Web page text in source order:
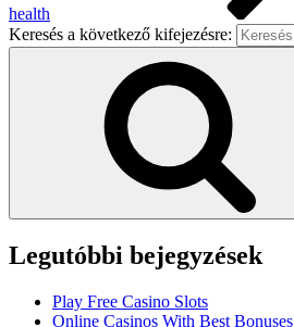
health
Keresés a következő kifejezésre:
Legutóbbi bejegyzések
Play Free Casino Slots
Online Casinos With Best Bonuses